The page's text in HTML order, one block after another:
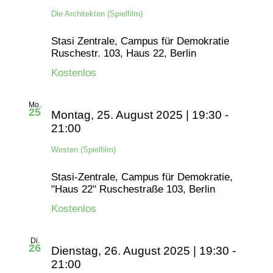
Die Architekten (Spielfilm)
Stasi Zentrale, Campus für Demokratie
Ruschestr. 103, Haus 22, Berlin
Kostenlos
Mo.
25
Westen (Spielfilm)
Montag, 25. August 2025 | 19:30 -
21:00
Stasi-Zentrale, Campus für Demokratie,
"Haus 22" Ruschestraße 103, Berlin
Kostenlos
Di.
26 Dienstag, 26. August 2025 | 19:30 -
21:00